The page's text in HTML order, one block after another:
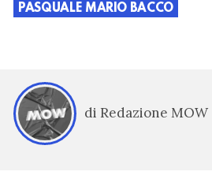
PASQUALE MARIO BACCO
di Redazione MOW